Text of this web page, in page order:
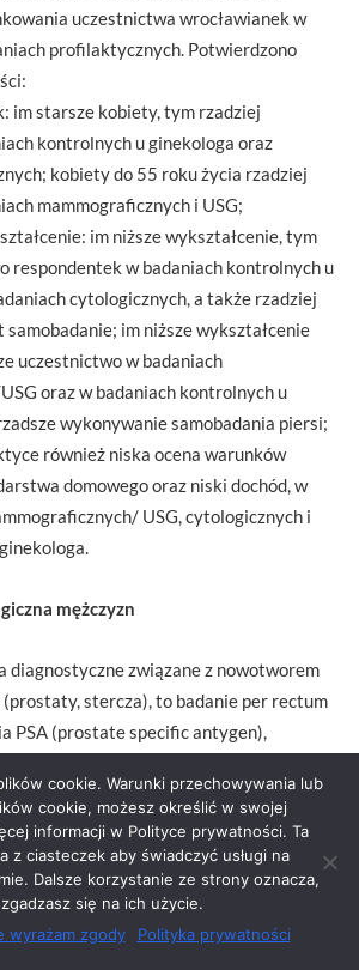
uczestnictwa wrocławianek w
profilaktycznych. Potwierdzono
im starsze kobiety, tym rzadziej
kontrolnych u ginekologa oraz
kobiety do 55 roku życia rzadziej
mammograficznych i USG;
im niższe wykształcenie, tym
respondentek w badaniach kontrolnych u
cytologicznych, a także rzadziej
im niższe wykształcenie
uczestnictwo w badaniach
oraz w badaniach kontrolnych u
wykonywanie samobadania piersi;
również niska ocena warunków
domowego oraz niski dochód, w
USG, cytologicznych i
mężczyzn
diagnostyczne związane z nowotworem
(prostaty, stercza), to badanie per rectum
PSA (prostate specific antygen),
prostaty w bardzo wczesnym stadium
diagnostyczna to USG prostaty, dzięki
wielkość gruczołu krokowego oraz
leczenia. Analiza danych wykazała, że
uczestniczyło w kontrolnym
raz w życiu; natomiast 61 proc.
cookie. Warunki przechowywania lub
cookie, możesz określić w swojej
informacji w Polityce prywatności. Ta
z ciasteczek aby świadczyć usługi na
Dalsze korzystanie ze strony oznacza,
się na ich użycie.
wyrażam zgody Polityka prywatności